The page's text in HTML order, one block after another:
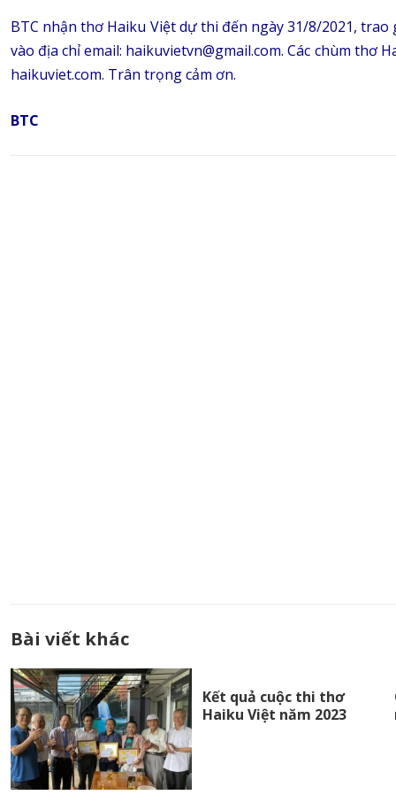
BTC nhận thơ Haiku Việt dự thi đến ngày 31/8/2021,
vào địa chỉ email: haikuvietvn@gmail.com. Các chùm
haikuviet.com. Trân trọng cảm ơn.
BTC
Bài viết khác
Kết quả cuộc thi thơ
Haiku Việt năm 2023